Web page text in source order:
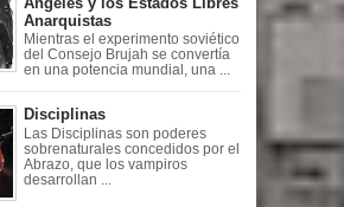
Anarquistas
Mientras el experimento soviético
del Consejo Brujah se convertía
en una potencia mundial, una ...
Disciplinas
Las Disciplinas son poderes
sobrenaturales concedidos por el
Abrazo, que los vampiros
desarrollan ...